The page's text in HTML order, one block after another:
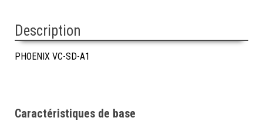
Description
PHOENIX VC-SD-A1
Caractéristiques de base